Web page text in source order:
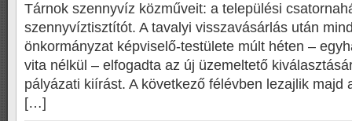
Tárnok szennyvíz közműveit: a települési
szennyvíztisztítót. A tavalyi visszavásárlás után
önkormányzat képviselő-testülete múlt héten –
vita nélkül – elfogadta az új üzemeltető
pályázati kiírást. A következő félévben lezajlik majd
[…]